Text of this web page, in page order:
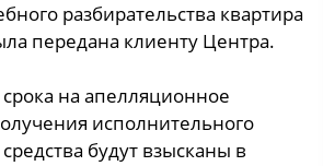
разбирательства квартира
передана клиенту Центра.
на апелляционное
исполнительного
будут взысканы в